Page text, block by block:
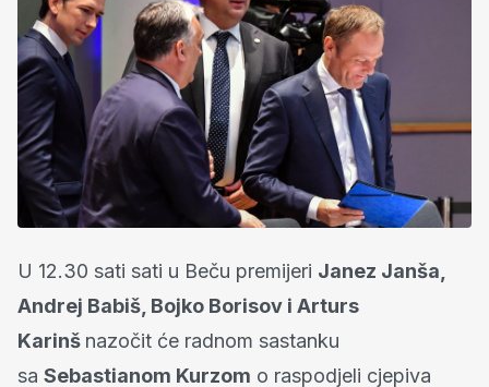
U 12.30 sati sati u Beču premijeri Janez Janša,
Andrej Babiš, Bojko Borisov i Arturs
Karinš nazočit će radnom sastanku
sa Sebastianom Kurzom o raspodjeli cjepiva